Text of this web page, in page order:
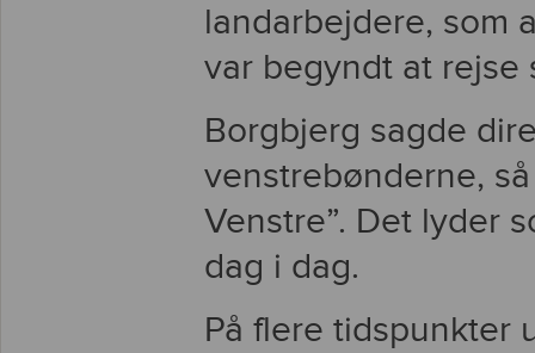
landarbejdere, som
var begyndt at rejse
Borgbjerg sagde
venstrebønderne,
Venstre”. Det lyder
dag i dag.
På flere tidspunkter